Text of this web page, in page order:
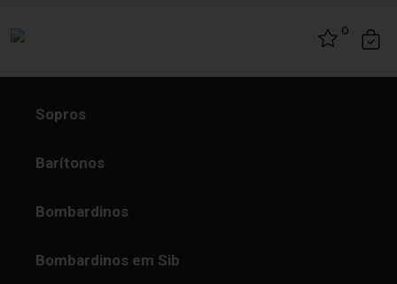
0
Sopros
Barítonos
Bombardinos
Bombardinos em Sib